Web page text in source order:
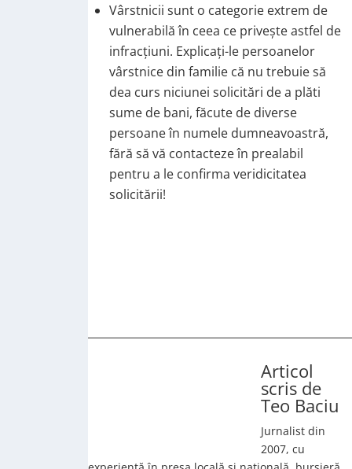
Vârstnicii sunt o categorie extrem de
vulnerabilă în ceea ce priveşte astfel de
infracţiuni. Explicaţi-le persoanelor
vârstnice din familie că nu trebuie să
dea curs niciunei solicitări de a plăti
sume de bani, făcute de diverse
persoane în numele dumneavoastră,
fără să vă contacteze în prealabil
pentru a le confirma veridicitatea
solicitării!
Articol
scris de
Teo Baciu
Jurnalist din
2007, cu